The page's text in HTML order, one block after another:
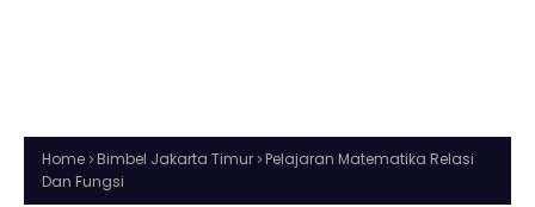
Home Bimbel Jakarta Timur
Pelajaran Matematika Relasi
Dan Fungsi